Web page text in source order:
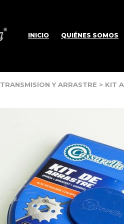
INICIO QUIÉNES SOMOS
TRANSMISION Y ARRASTRE > KIT